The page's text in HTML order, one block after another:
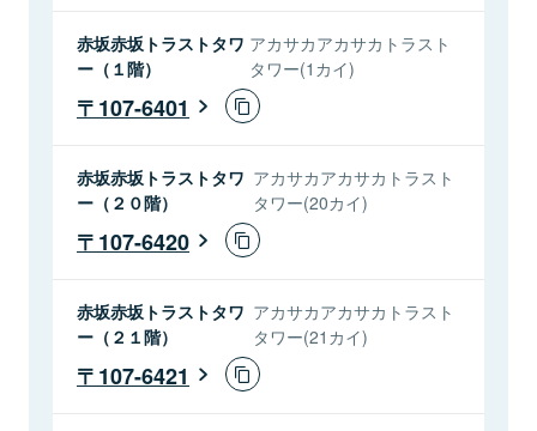
赤坂赤坂トラストタワ
ー（１階）
アカサカアカサカトラスト
タワー(1カイ)
107-6401
赤坂赤坂トラストタワ
ー（２０階）
アカサカアカサカトラスト
タワー(20カイ)
107-6420
赤坂赤坂トラストタワ
ー（２１階）
アカサカアカサカトラスト
タワー(21カイ)
107-6421